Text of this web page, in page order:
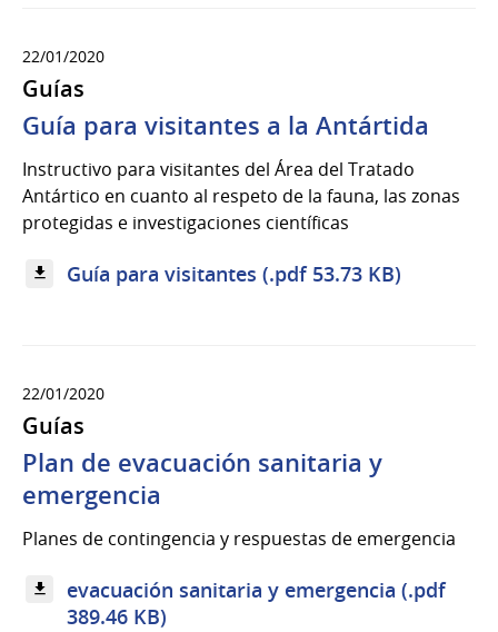
22/01/2020
Guías
Guía para visitantes a la Antártida
Instructivo para visitantes del Área del Tratado
Antártico en cuanto al respeto de la fauna, las zonas
protegidas e investigaciones científicas
Guía para visitantes (.pdf 53.73 KB)
22/01/2020
Guías
Plan de evacuación sanitaria y
emergencia
Planes de contingencia y respuestas de emergencia
evacuación sanitaria y emergencia (.pdf
389.46 KB)